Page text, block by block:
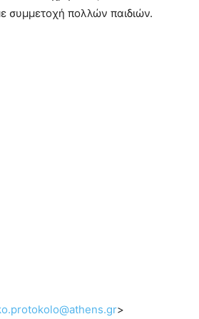
συμμετοχή πολλών παιδιών.
>